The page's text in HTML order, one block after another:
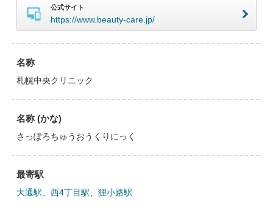
公式サイト
https://www.beauty-care.jp/
名称
札幌中央クリニック
名称 (かな)
さっぽろちゅうおうくりにっく
最寄駅
大通駅 西4丁目駅 狸小路駅